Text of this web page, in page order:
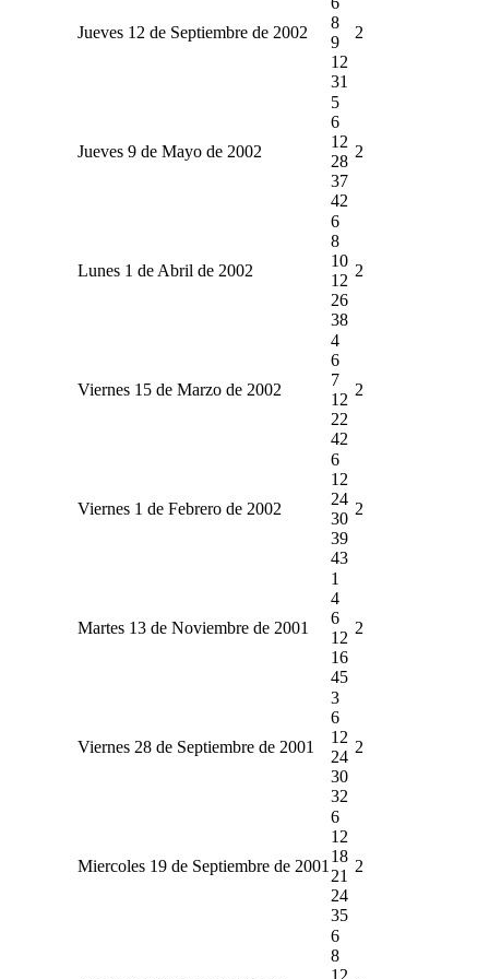
Jueves 12 de Septiembre de 2002
8
9
12
31
2
Jueves 9 de Mayo de 2002
5
6
12
28
37
42
2
Lunes 1 de Abril de 2002
6
8
10
12
26
38
2
Viernes 15 de Marzo de 2002
4
6
7
12
22
42
2
Viernes 1 de Febrero de 2002
6
12
24
30
39
43
2
Martes 13 de Noviembre de 2001
1
4
6
12
16
45
2
Viernes 28 de Septiembre de 2001
3
6
12
24
30
32
2
Miercoles 19 de Septiembre de 2001
6
12
18
21
24
35
2
6
8
12